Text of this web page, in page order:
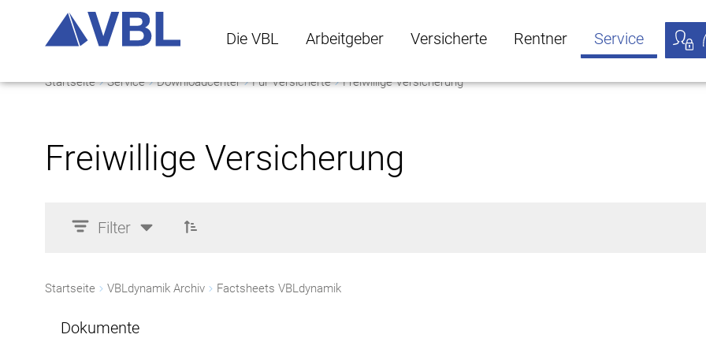
Die VBL
Die VBL Untermenü öffnen
Arbeitgeber
Arbeitgeber Untermenü öffnen
Versicherte
Versicherte Untermenü öffnen
Rentner Service
Startseite Service Downloadcenter Für Versicherte Freiwillige Versicherung
Freiwillige Versicherung
Filter
Startseite VBLdynamik Archiv Factsheets VBLdynamik
Dokumente